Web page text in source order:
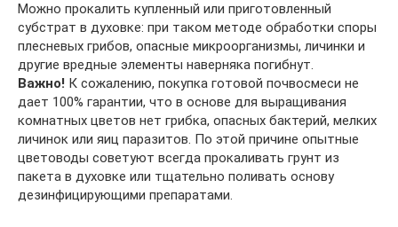
Можно прокалить купленный или приготовленный
субстрат в духовке: при таком методе обработки споры
плесневых грибов, опасные микроорганизмы, личинки и
другие вредные элементы наверняка погибнут.
Важно! К сожалению, покупка готовой почвосмеси не
дает 100% гарантии, что в основе для выращивания
комнатных цветов нет грибка, опасных бактерий, мелких
личинок или яиц паразитов. По этой причине опытные
цветоводы советуют всегда прокаливать грунт из
пакета в духовке или тщательно поливать основу
дезинфицирующими препаратами.